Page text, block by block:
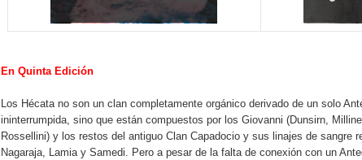
En Quinta Edición
Los Hécata no son un clan completamente orgánico derivado de un solo
ininterrumpida, sino que están compuestos por los Giovanni (Dunsirn,
Rossellini) y los restos del antiguo Clan Capadocio y sus linajes de sangre
Nagaraja, Lamia y Samedi. Pero a pesar de la falta de conexión con un